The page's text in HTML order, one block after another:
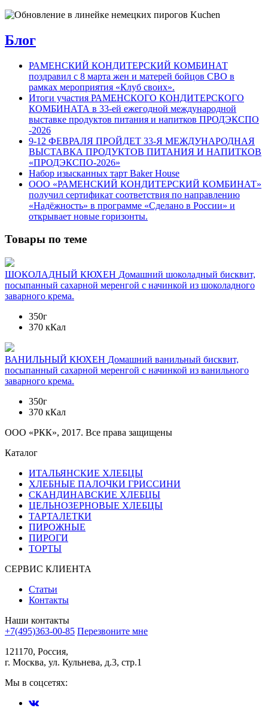
Блог
РАМЕНСКИЙ КОНДИТЕРСКИЙ КОМБИНАТ
поздравил с 8 марта жен и матерей бойцов СВО в
рамках мероприятия «Клуб своих».
Итоги участия РАМЕНСКОГО КОНДИТЕРСКОГО
КОМБИНАТА в 33-ей ежегодной международной
выставке продуктов питания и напитков ПРОДЭКСПО
-2026
9-12 ФЕВРАЛЯ ПРОЙДЕТ 33-Я МЕЖДУНАРОДНАЯ
ВЫСТАВКА ПРОДУКТОВ ПИТАНИЯ И НАПИТКОВ
«ПРОДЭКСПО-2026»
Набор изысканных тарт Baker House
ООО «РАМЕНСКИЙ КОНДИТЕРСКИЙ КОМБИНАТ»
получил сертификат соответствия по направлению
«Надёжность» в программе «Сделано в России» и
открывает новые горизонты.
Товары по теме
ШОКОЛАДНЫЙ КЮХЕН Домашний шоколадный бисквит,
посыпанный сахарной меренгой с начинкой из шоколадного
заварного крема.
350г
370 кКал
ВАНИЛЬНЫЙ КЮХЕН Домашний ванильный бисквит,
посыпанный сахарной меренгой с начинкой из ванильного
заварного крема.
350г
370 кКал
ООО «РКК», 2017. Все права защищены
Каталог
ИТАЛЬЯНСКИЕ ХЛЕБЦЫ
ХЛЕБНЫЕ ПАЛОЧКИ ГРИССИНИ
СКАНДИНАВСКИЕ ХЛЕБЦЫ
ЦЕЛЬНОЗЕРНОВЫЕ ХЛЕБЦЫ
ТАРТАЛЕТКИ
ПИРОЖНЫЕ
ПИРОГИ
ТОРТЫ
СЕРВИС КЛИЕНТА
Статьи
Контакты
Наши контакты
+7(495)363-00-85 Перезвоните мне
121170, Россия,
г. Москва, ул. Кульнева, д.3, стр.1
Мы в соцсетях: